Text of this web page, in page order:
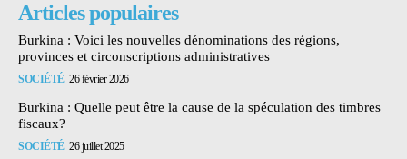
Articles populaires
Burkina : Voici les nouvelles dénominations des régions,
provinces et circonscriptions administratives
SOCIÉTÉ 26 février 2026
Burkina : Quelle peut être la cause de la spéculation des timbres
fiscaux?
SOCIÉTÉ 26 juillet 2025